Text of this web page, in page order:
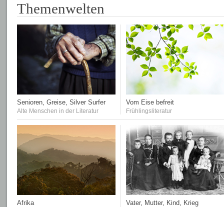
Themenwelten
Senioren, Greise, Silver Surfer
Alte Menschen in der Literatur
Vom Eise befreit
Frühlingsliteratur
Afrika Vater, Mutter, Kind, Krieg